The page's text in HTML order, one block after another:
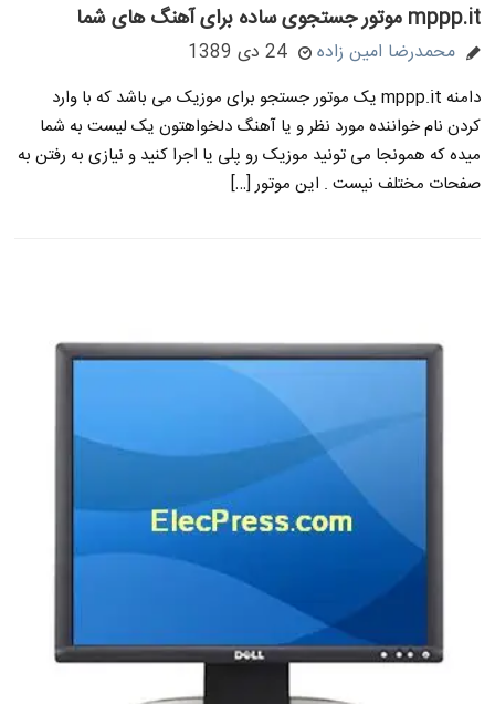
mppp.it موتور جستجوی ساده برای آهنگ های شما
محمدرضا امین زاده 24 دی 1389
دامنه mppp.it یک موتور جستجو برای موزیک می باشد که با وارد
کردن نام خواننده مورد نظر و یا آهنگ دلخواهتون یک لیست به شما
میده که همونجا می تونید موزیک رو پلی یا اجرا کنید و نیازی به رفتن به
صفحات مختلف نیست . این موتور […]